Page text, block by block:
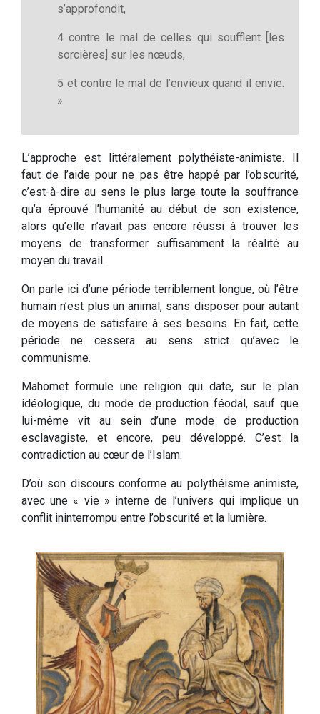
s’approfondit,
4 contre le mal de celles qui soufflent [les
sorcières] sur les nœuds,
5 et contre le mal de l’envieux quand il envie.
»
L’approche est littéralement polythéiste-animiste. Il
faut de l’aide pour ne pas être happé par l’obscurité,
c’est-à-dire au sens le plus large toute la souffrance
qu’a éprouvé l’humanité au début de son existence,
alors qu’elle n’avait pas encore réussi à trouver les
moyens de transformer suffisamment la réalité au
moyen du travail.
On parle ici d’une période terriblement longue, où l’être
humain n’est plus un animal, sans disposer pour autant
de moyens de satisfaire à ses besoins. En fait, cette
période ne cessera au sens strict qu’avec le
communisme.
Mahomet formule une religion qui date, sur le plan
idéologique, du mode de production féodal, sauf que
lui-même vit au sein d’une mode de production
esclavagiste, et encore, peu développé. C’est la
contradiction au cœur de l’Islam.
D’où son discours conforme au polythéisme animiste,
avec une « vie » interne de l’univers qui implique un
conflit ininterrompu entre l’obscurité et la lumière.